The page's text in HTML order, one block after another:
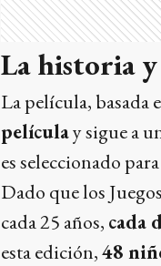
La historia
La película,
películay sigue a
es seleccionado
Dado que los
cada 25 años, cada
esta edición,48